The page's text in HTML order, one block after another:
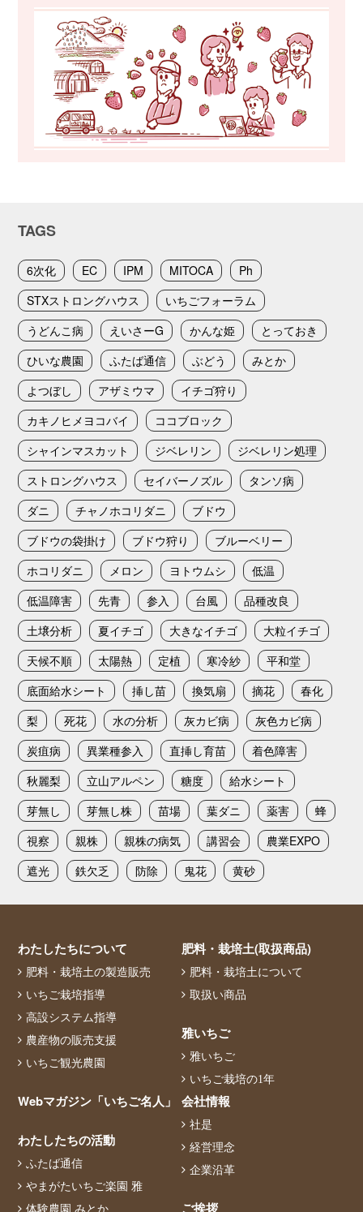
TAGS
6次化 EC IPM MITOCA
Ph
STXストロングハウス
いちごフォーラム
うどんこ病
えいさーG かんな姫
とっておき
ひいな農園
ふたば通信 ぶどう
みとか
よつぼし
アザミウマ
イチゴ狩り
カキノヒメヨコバイ
ココブロック
シャインマスカット
ジベレリン
ジベレリン処理
ストロングハウス
セイバーノズル
タンソ病
ダニ
チャノホコリダニ
ブドウ
ブドウの袋掛け
ブドウ狩り
ブルーベリー
ホコリダニ
メロン ヨトウムシ
低温
低温障害
先青 参入 台風
品種改良
土壌分析
夏イチゴ 大きなイチゴ
大粒イチゴ
天候不順
太陽熱 定植 寒冷紗
平和堂
底面給水シート
挿し苗 換気扇 摘花
春化
梨
死花 水の分析 灰カビ病
灰色カビ病
炭疽病
異業種参入 直挿し育苗
着色障害
秋麗梨
立山アルペン 糖度
給水シート
芽無し
芽無し株 苗場 葉ダニ 薬害
蜂
視察
親株 親株の病気 講習会
農業EXPO
遮光
鉄欠乏 防除 鬼花 黄砂
わたしたちについて
肥料・栽培土の製造販売
いちご栽培指導
高設システム指導
農産物の販売支援
いちご観光農園
肥料・栽培土(取扱商品)
肥料・栽培土について
取扱い商品
雅いちご
雅いちご
いちご栽培の1年
Webマガジン「いちご名人」
わたしたちの活動
ふたば通信
やまがたいちご楽園 雅
体験農園 みとか
会社情報
社是
経営理念
企業沿革
ご挨拶